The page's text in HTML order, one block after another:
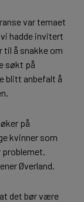
var temaet
hadde invitert
til å snakke om
søkt på
blitt anbefalt å
på
kvinner som
problemet.
Øverland.
det bør være